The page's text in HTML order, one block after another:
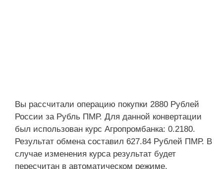
Вы рассчитали операцию покупки 2880 Рублей
России за Рубль ПМР. Для данной конвертации
был использован курс Агропромбанка: 0.2180.
Результат обмена составил 627.84 Рублей ПМР. В
случае изменения курса результат будет
пересчитан в автоматическом режиме.